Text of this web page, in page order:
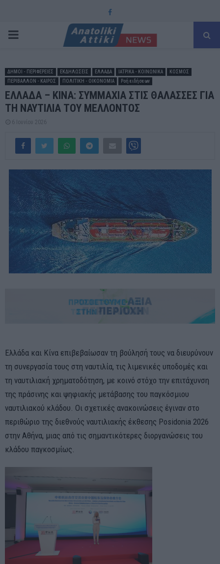
Facebook
PRIMARY
ΔΗΜΟΙ - ΠΕΡΙΦΕΡΕΙΕΣ ΕΚΔΗΛΩΣΕΙΣ ΕΛΛΑΔΑ ΙΑΤΡΙΚΑ - ΚΟΙΝΩΝΙΚΑ
ΚΟΣΜΟΣ
ΠΕΡΙΒΑΛΛΟΝ - ΚΑΙΡΟΣ
ΠΟΛΙΤΙΚΗ - ΟΙΚΟΝΟΜΙΑ Ροή ειδήσεων
ΕΛΛΑΔΑ – ΚΙΝΑ: ΣΥΜΜΑΧΙΑ ΣΤΙΣ ΘΑΛΑΣΣΕΣ ΓΙΑ
ΤΗ ΝΑΥΤΙΛΙΑ ΤΟΥ ΜΕΛΛΟΝΤΟΣ
6 Ιουνίου 2026
Ελλάδα και Κίνα επιβεβαίωσαν τη βούλησή τους να διευρύνουν
τη συνεργασία τους στη ναυτιλία, τις λιμενικές υποδομές και
τη ναυτιλιακή χρηματοδότηση, με κοινό στόχο την επιτάχυνση
της πράσινης και ψηφιακής μετάβασης του παγκόσμιου
ναυτιλιακού κλάδου. Οι σχετικές ανακοινώσεις έγιναν στο
περιθώριο της διεθνούς ναυτιλιακής έκθεσης Posidonia 2026
στην Αθήνα, μιας από τις σημαντικότερες διοργανώσεις του
κλάδου παγκοσμίως.